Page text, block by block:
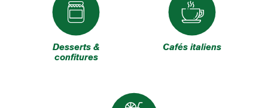
Desserts &
confitures
Cafés italiens